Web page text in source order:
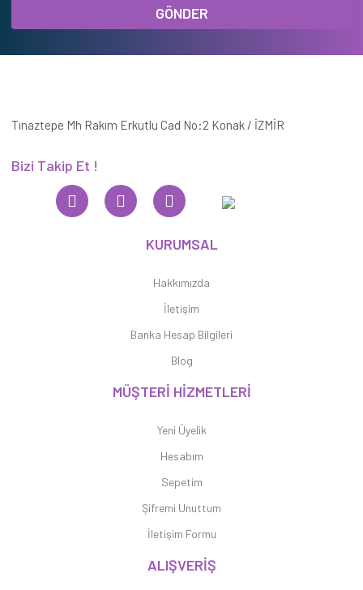
GÖNDER
Tınaztepe Mh Rakım Erkutlu Cad No:2 Konak / İZMİR
Bizi Takip Et !
KURUMSAL
Hakkımızda
İletişim
Banka Hesap Bilgileri
Blog
MÜŞTERİ HİZMETLERİ
Yeni Üyelik
Hesabım
Sepetim
Şifremi Unuttum
İletişim Formu
ALIŞVERİŞ